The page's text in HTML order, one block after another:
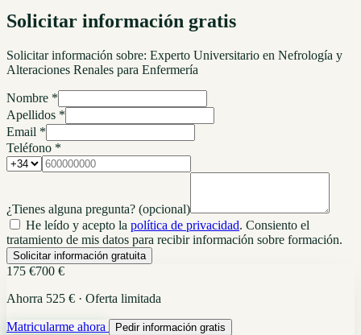
Solicitar información gratis
Solicitar información sobre: Experto Universitario en Nefrología y
Alteraciones Renales para Enfermería
Nombre *
Apellidos *
Email *
Teléfono *
¿Tienes alguna pregunta? (opcional)
He leído y acepto la política de privacidad. Consiento el
tratamiento de mis datos para recibir información sobre formación.
Solicitar información gratuita
175 €700 €
Ahorra 525 € · Oferta limitada
Matricularme ahora Pedir información gratis